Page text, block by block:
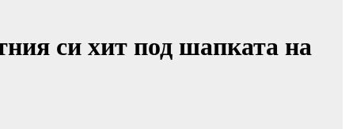
си хит под шапката на